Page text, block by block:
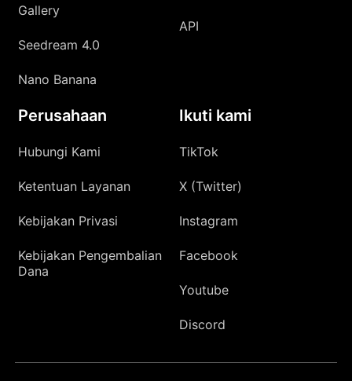
Gallery
Seedream 4.0
Nano Banana
API
Perusahaan
Hubungi Kami
Ketentuan Layanan
Kebijakan Privasi
Kebijakan Pengembalian
Dana
Ikuti kami
TikTok
X (Twitter)
Instagram
Facebook
Youtube
Discord